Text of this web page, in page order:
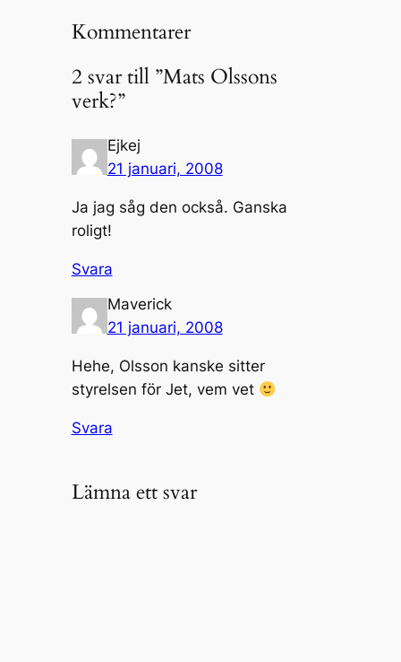
Kommentarer
2 svar till ”Mats Olssons
verk?”
Ejkej
21 januari, 2008
Ja jag såg den också. Ganska
roligt!
Svara
Maverick
21 januari, 2008
Hehe, Olsson kanske sitter
styrelsen för Jet, vem vet
Svara
Lämna ett svar